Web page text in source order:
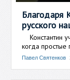
Благодаря
русского
Константин
когда простые
Павел Святенков